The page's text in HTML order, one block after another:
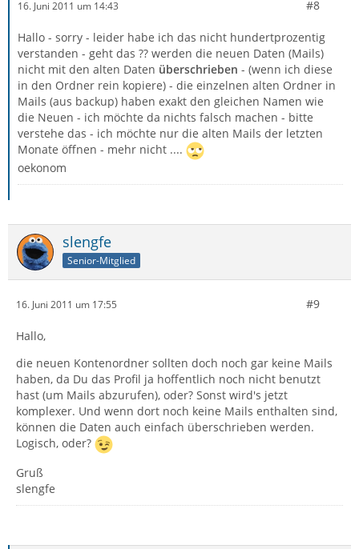
16. Juni 2011 um 14:43 #8
Hallo - sorry - leider habe ich das nicht hundertprozentig
verstanden - geht das ?? werden die neuen Daten (Mails)
nicht mit den alten Daten überschrieben - (wenn ich diese
in den Ordner rein kopiere) - die einzelnen alten Ordner in
Mails (aus backup) haben exakt den gleichen Namen wie
die Neuen - ich möchte da nichts falsch machen - bitte
verstehe das - ich möchte nur die alten Mails der letzten
Monate öffnen - mehr nicht ....
oekonom
slengfe
Senior-Mitglied
16. Juni 2011 um 17:55 #9
Hallo,
die neuen Kontenordner sollten doch noch gar keine Mails
haben, da Du das Profil ja hoffentlich noch nicht benutzt
hast (um Mails abzurufen), oder? Sonst wird's jetzt
komplexer. Und wenn dort noch keine Mails enthalten sind,
können die Daten auch einfach überschrieben werden.
Logisch, oder?
Gruß
slengfe